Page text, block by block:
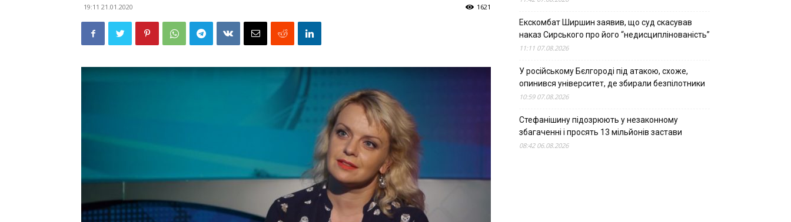
19:11 21.01.2020 1621
Екскомбат Ширшин заявив, що суд скасував
наказ Сирського про його “недисциплінованість”
11:11 07.08.2026
У російському Бєлгороді під атакою, схоже,
опинився університет, де збирали безпілотники
10:59 07.08.2026
Стефанішину підозрюють у незаконному
збагаченні і просять 13 мільйонів застави
08:42 06.08.2026